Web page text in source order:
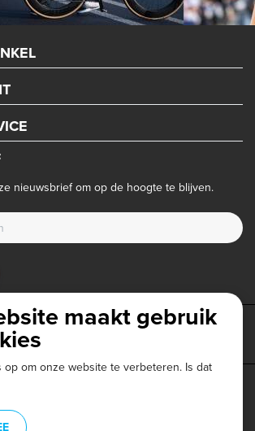
nieuwsbrief om op de hoogte te blijven.
- Triathlonwinkel.nl | Realisatie
maakt gebruik
op om onze website te verbeteren. Is dat